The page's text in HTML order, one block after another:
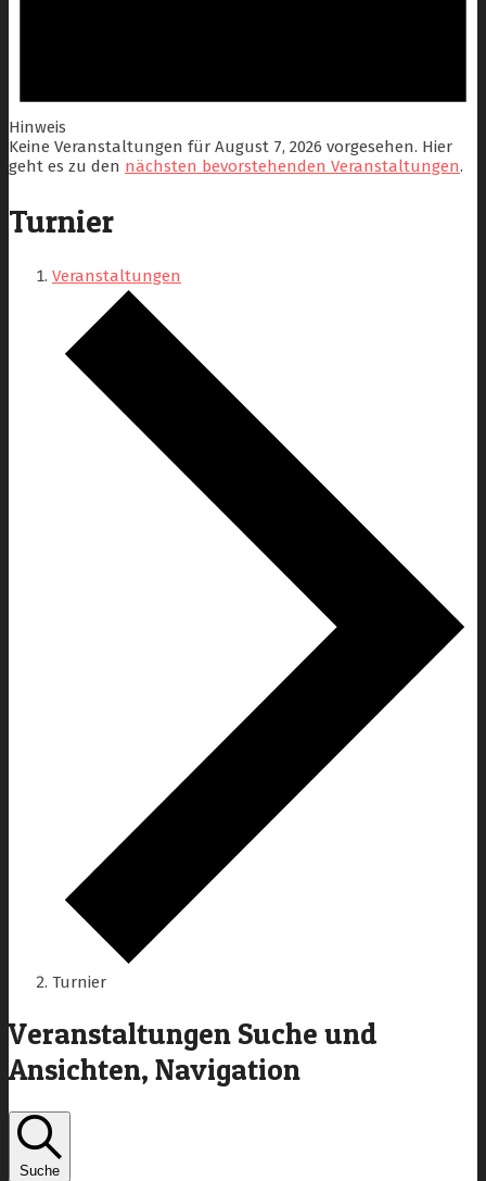
Hinweis
Keine Veranstaltungen für August 7, 2026 vorgesehen. Hier
geht es zu den nächsten bevorstehenden Veranstaltungen.
Turnier
Veranstaltungen
Turnier
Veranstaltungen Suche und
Ansichten, Navigation
Suche